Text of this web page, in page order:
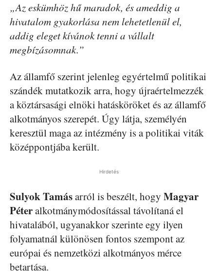
„Az eskümhöz hű maradok, és ameddig a
hivatalom gyakorlása nem lehetetlenül el,
addig eleget kívánok tenni a vállalt
megbízásomnak.”
Az államfő szerint jelenleg egyértelmű politikai
szándék mutatkozik arra, hogy újraértelmezzék
a köztársasági elnöki hatásköröket és az államfő
alkotmányos szerepét. Úgy látja, személyén
keresztül maga az intézmény is a politikai viták
középpontjába került.
Hirdetés
Sulyok Tamásarról is beszélt, hogy Magyar
Péteralkotmánymódosítással távolítaná el
hivatalából, ugyanakkor szerinte egy ilyen
folyamatnál különösen fontos szempont az
európai és nemzetközi alkotmányos mérce
betartása.